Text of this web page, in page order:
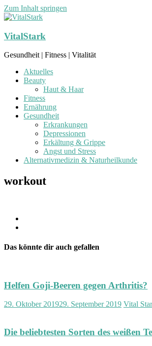
Zum Inhalt springen
VitalStark
Gesundheit | Fitness | Vitalität
Aktuelles
Beauty
Haut & Haar
Fitness
Ernährung
Gesundheit
Erkrankungen
Depressionen
Erkältung & Grippe
Angst und Stress
Alternativmedizin & Naturheilkunde
workout
Das könnte dir auch gefallen
Helfen Goji-Beeren gegen Arthritis?
29. Oktober 201929. September 2019 Vital
Die beliebtesten Sorten des weißen